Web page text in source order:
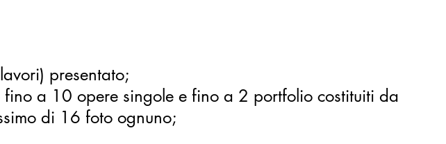
a 10 opere singole e fino a 2 portfolio costituiti da
foto ognuno;